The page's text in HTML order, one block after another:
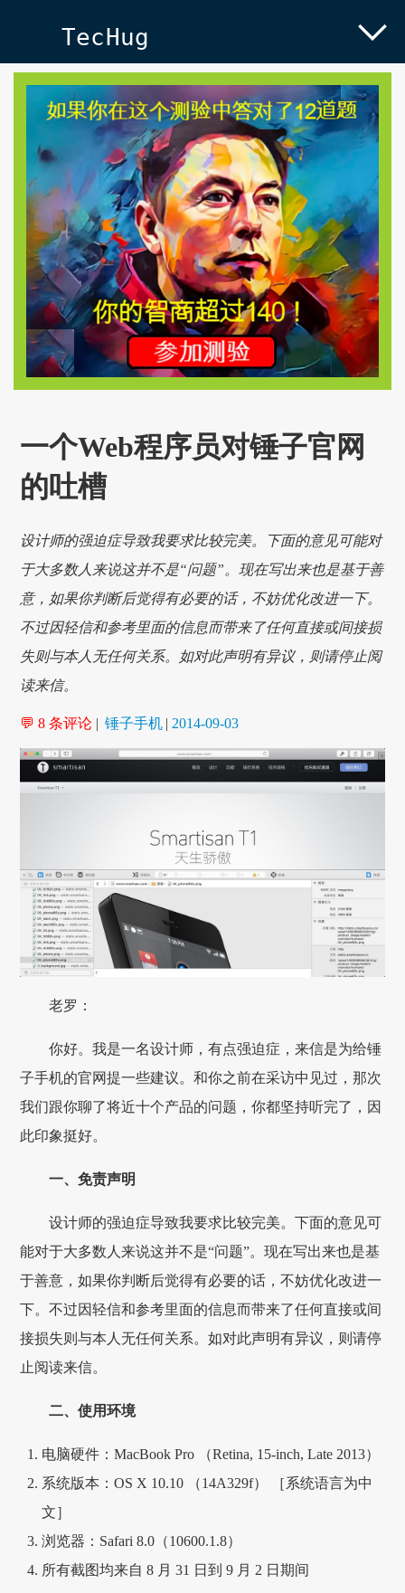
TecHug
一个Web程序员对锤子官网
的吐槽
设计师的强迫症导致我要求比较完美。下面的意见可能对
于大多数人来说这并不是“问题”。现在写出来也是基于善
意，如果你判断后觉得有必要的话，不妨优化改进一下。
不过因轻信和参考里面的信息而带来了任何直接或间接损
失则与本人无任何关系。如对此声明有异议，则请停止阅
读来信。
💬 8 条评论 | 锤子手机 | 2014-09-03
老罗：
你好。我是一名设计师，有点强迫症，来信是为给锤
子手机的官网提一些建议。和你之前在采访中见过，那次
我们跟你聊了将近十个产品的问题，你都坚持听完了，因
此印象挺好。
一、免责声明
设计师的强迫症导致我要求比较完美。下面的意见可
能对于大多数人来说这并不是“问题”。现在写出来也是基
于善意，如果你判断后觉得有必要的话，不妨优化改进一
下。不过因轻信和参考里面的信息而带来了任何直接或间
接损失则与本人无任何关系。如对此声明有异议，则请停
止阅读来信。
二、使用环境
电脑硬件：MacBook Pro （Retina, 15-inch, Late 2013）
系统版本：OS X 10.10 （14A329f） ［系统语言为中
文］
浏览器：Safari 8.0（10600.1.8）
所有截图均来自 8 月 31 日到 9 月 2 日期间